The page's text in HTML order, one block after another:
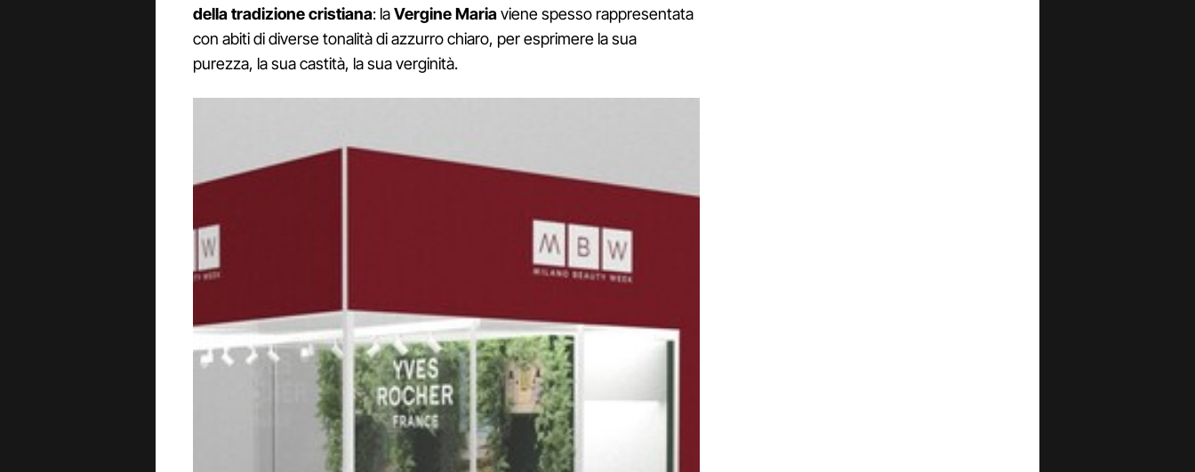
della tradizione cristiana: laVergine Mariaviene spesso rappresentata
con abiti di diverse tonalità di azzurro chiaro, per esprimere la sua
purezza, la sua castità, la sua verginità.